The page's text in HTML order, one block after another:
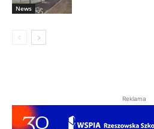
News
Reklama